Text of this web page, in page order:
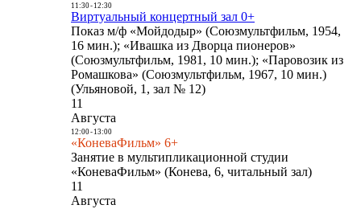
11:30- 12:30
Виртуальный концертный зал 0+
Показ м/ф «Мойдодыр» (Союзмультфильм, 1954,
16 мин.); «Ивашка из Дворца пионеров»
(Союзмультфильм, 1981, 10 мин.); «Паровозик из
Ромашкова» (Союзмультфильм, 1967, 10 мин.)
(Ульяновой, 1, зал № 12)
11
Августа
12:00- 13:00
«КоневаФильм» 6+
Занятие в мультипликационной студии
«КоневаФильм» (Конева, 6, читальный зал)
11
Августа